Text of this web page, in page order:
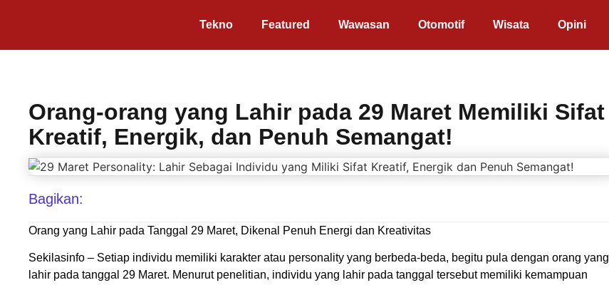
Tekno Featured Wawasan Otomotif Wisata Opini
Orang-orang yang Lahir pada 29 Maret Memiliki Sifat
Kreatif, Energik, dan Penuh Semangat!
Bagikan:
Orang yang Lahir pada Tanggal 29 Maret, Dikenal Penuh Energi dan Kreativitas
Sekilasinfo – Setiap individu memiliki karakter atau personality yang berbeda-beda, begitu pula dengan orang yang
lahir pada tanggal 29 Maret. Menurut penelitian, individu yang lahir pada tanggal tersebut memiliki kemampuan